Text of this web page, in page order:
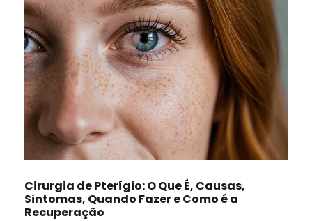
Cirurgia de Pterígio: O Que É, Causas,
Sintomas, Quando Fazer e Como é a
Recuperação